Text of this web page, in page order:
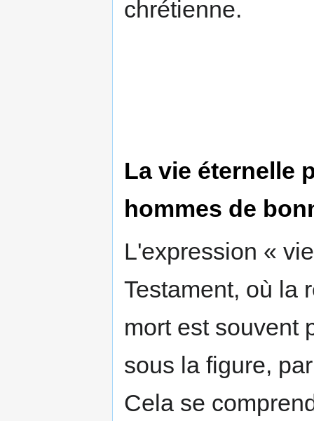
chrétienne.
La vie éternelle
hommes de
L'expression «
Testament, où la
mort est souvent
sous la figure,
Cela se